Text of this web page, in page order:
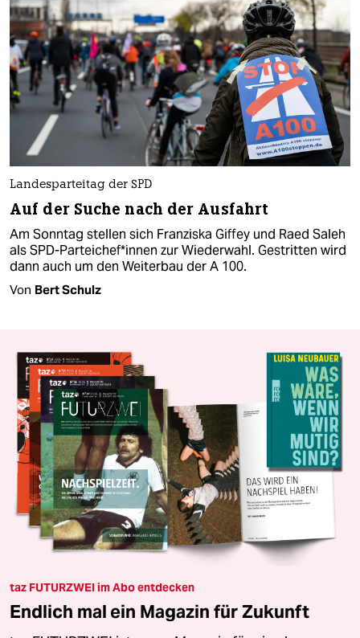
Landesparteitag der SPD
Auf der Suche nach der Ausfahrt
Am Sonntag stellen sich Franziska Giffey und Raed Saleh
als SPD-Parteichef*innen zur Wiederwahl. Gestritten wird
dann auch um den Weiterbau der A 100.
Von Bert Schulz
taz FUTURZWEI im Abo entdecken
Endlich mal ein Magazin für Zukunft